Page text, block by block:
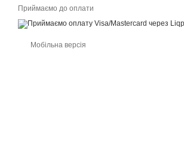
Приймаємо до оплати
Мобільна версія